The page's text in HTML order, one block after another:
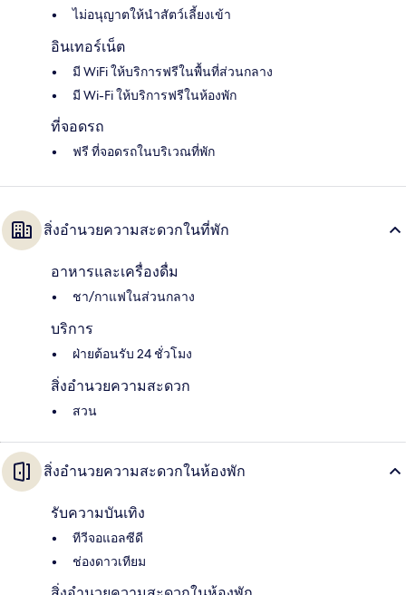
ไม่อนุญาตให้นำสัตว์เลี้ยงเข้า
อินเทอร์เน็ต
มี WiFi ให้บริการฟรีในพื้นที่ส่วนกลาง
มี Wi-Fi ให้บริการฟรีในห้องพัก
ที่จอดรถ
ฟรี ที่จอดรถในบริเวณที่พัก
สิ่งอำนวยความสะดวกในที่พัก
อาหารและเครื่องดื่ม
ชา/กาแฟในส่วนกลาง
บริการ
ฝ่ายต้อนรับ 24 ชั่วโมง
สิ่งอำนวยความสะดวก
สวน
สิ่งอำนวยความสะดวกในห้องพัก
รับความบันเทิง
ทีวีจอแอลซีดี
ช่องดาวเทียม